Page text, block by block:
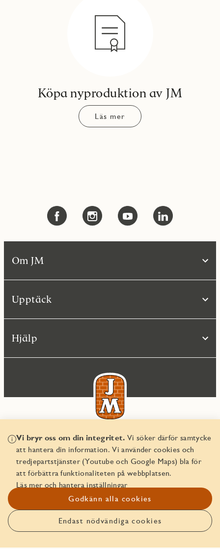
Köpa nyproduktion av JM
Läs mer
Vi bryr oss om din integritet. Vi söker därför samtycke
att hantera din information. Vi använder cookies och
tredjepartstjänster (Youtube och Google Maps) bla för
att förbättra funktionaliteten på webbplatsen.
Läs mer och hantera inställningar
Godkänn alla cookies
Endast nödvändiga cookies
Om JM
Upptäck
Hjälp
© JM AB 2026
Organisationsnummer 556045-2103